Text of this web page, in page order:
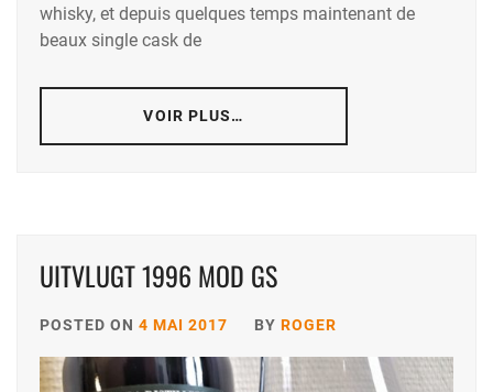
whisky, et depuis quelques temps maintenant de
beaux single cask de
VOIR PLUS…
UITVLUGT 1996 MOD GS
POSTED ON 4 MAI 2017 BY ROGER